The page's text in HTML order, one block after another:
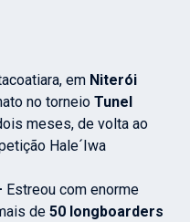
em Niterói
no torneio Tunel
meses, de volta ao
Hale´Iwa
Estreou com enorme
de 50 longboarders